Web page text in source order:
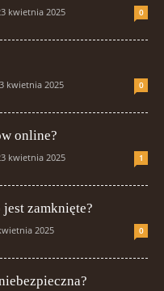
kwietnia 2025 0
kwietnia 2025 0
online?
kwietnia 2025 1
zamknięte?
2025 0